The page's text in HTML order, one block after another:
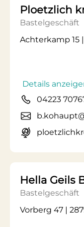
Ploetzlich
Bastelgeschäft
Achterkamp 15
Details
04223
Hella Geils
Bastelgeschäft
Vorberg 47 |